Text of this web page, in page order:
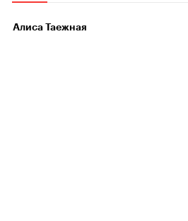
Алиса Таежная